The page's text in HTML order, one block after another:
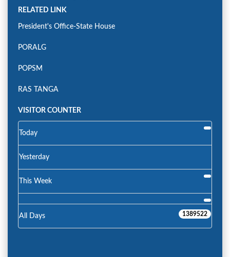
RELATED LINK
President's Office-State House
PORALG
POPSM
RAS TANGA
VISITOR COUNTER
Today
Yesterday
This Week
All Days 1389522